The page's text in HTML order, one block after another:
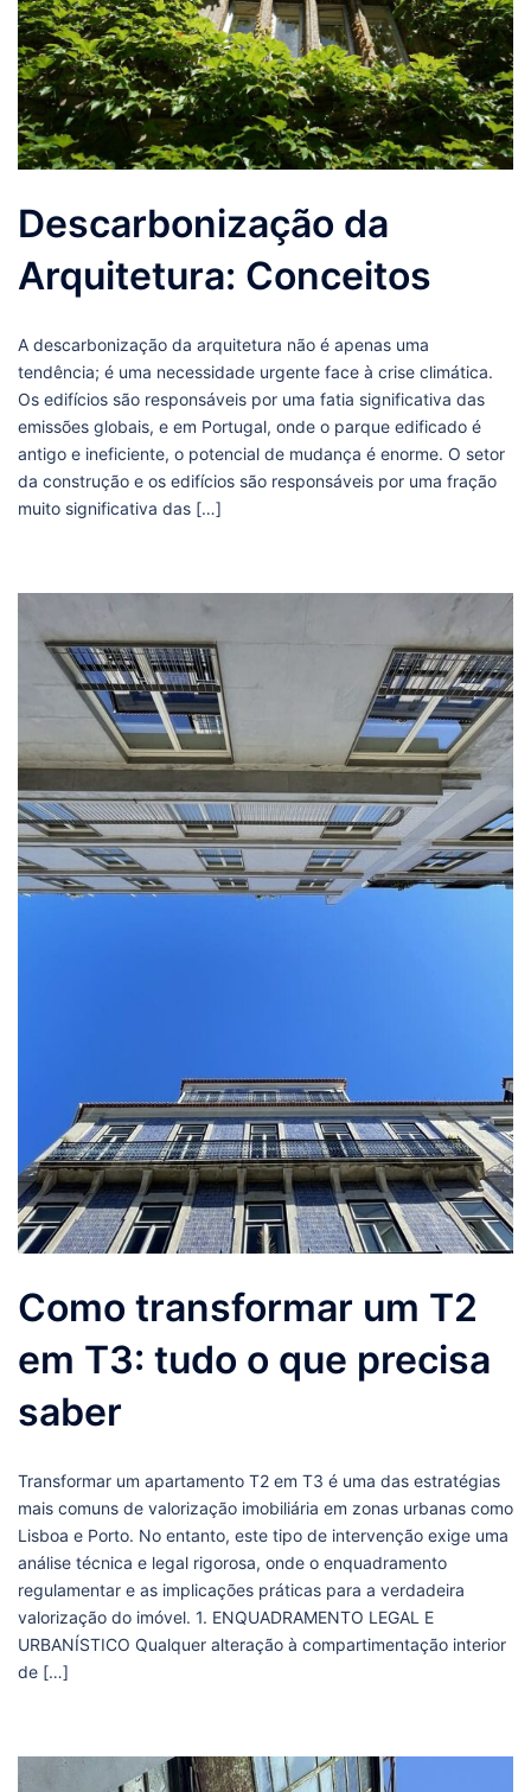
Descarbonização da
Arquitetura: Conceitos
A descarbonização da arquitetura não é apenas uma
tendência; é uma necessidade urgente face à crise climática.
Os edifícios são responsáveis por uma fatia significativa das
emissões globais, e em Portugal, onde o parque edificado é
antigo e ineficiente, o potencial de mudança é enorme. O setor
da construção e os edifícios são responsáveis por uma fração
muito significativa das […]
Como transformar um T2
em T3: tudo o que precisa
saber
Transformar um apartamento T2 em T3 é uma das estratégias
mais comuns de valorização imobiliária em zonas urbanas como
Lisboa e Porto. No entanto, este tipo de intervenção exige uma
análise técnica e legal rigorosa, onde o enquadramento
regulamentar e as implicações práticas para a verdadeira
valorização do imóvel. 1. ENQUADRAMENTO LEGAL E
URBANÍSTICO Qualquer alteração à compartimentação interior
de […]